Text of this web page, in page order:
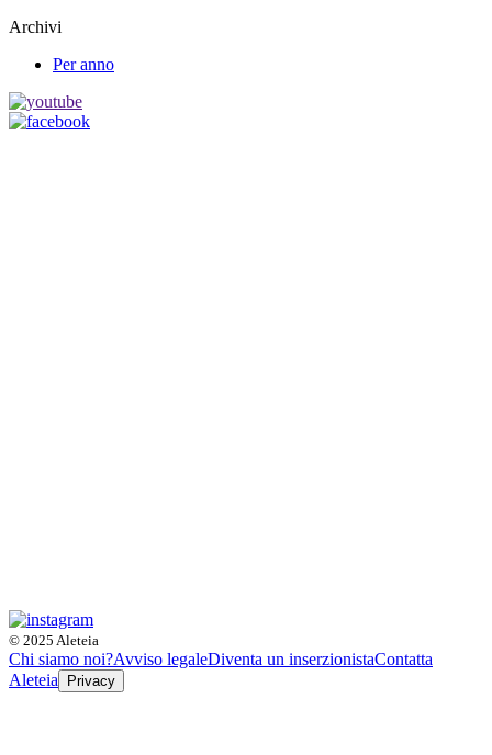
Archivi
Per anno
© 2025 Aleteia
Chi siamo noi?Avviso legaleDiventa un inserzionistaContatta
Aleteia
Privacy